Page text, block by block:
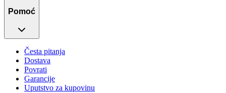
Pomoć
Česta pitanja
Dostava
Povrati
Garancije
Uputstvo za kupovinu